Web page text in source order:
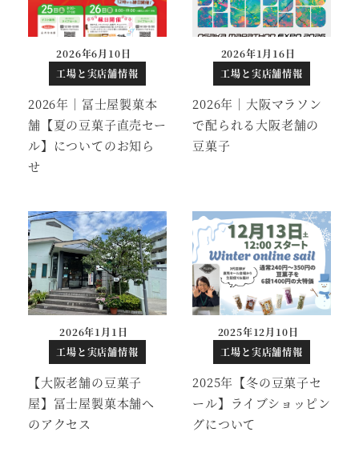
2026年｜冨士屋製菓本
舗【夏の豆菓子直売セー
ル】についてのお知ら
せ
投稿日
2026年6月10日
工場と実店舗情報
2026年｜大阪マラソン
で配られる大阪老舗の
豆菓子
投稿日
2026年1月16日
工場と実店舗情報
【大阪老舗の豆菓子
屋】冨士屋製菓本舗へ
のアクセス
投稿日
2026年1月1日
工場と実店舗情報
2025年【冬の豆菓子セ
ール】ライブショッピン
グについて
投稿日
2025年12月10日
工場と実店舗情報